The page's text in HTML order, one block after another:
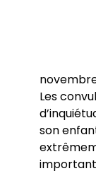
Les
son